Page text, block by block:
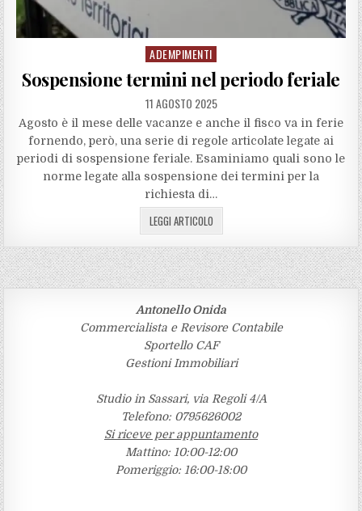
Posted
ADEMPIMENTI
Sospensione termini nel periodo feriale
11 AGOSTO 2025
Agosto è il mese delle vacanze e anche il fisco va in ferie
fornendo, però, una serie di regole articolate legate ai
periodi di sospensione feriale. Esaminiamo quali sono le
norme legate alla sospensione dei termini per la
richiesta di…
LEGGI ARTICOLO
Antonello Onida
Commercialista e Revisore Contabile
Sportello CAF
Gestioni Immobiliari
Studio in Sassari, via Regoli 4/A
Telefono: 0795626002
Si riceve per appuntamento
Mattino: 10:00-12:00
Pomeriggio: 16:00-18:00